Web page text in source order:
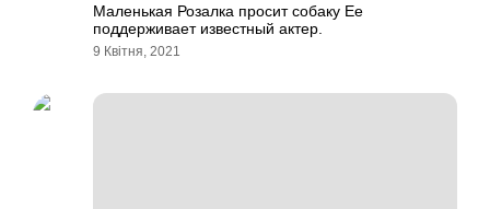
Маленькая Розалка просит собаку Ее
поддерживает известный актер.
9 Квітня, 2021